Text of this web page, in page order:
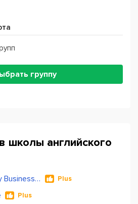
группу
школы английского
My English by Business Language Plus
Plus